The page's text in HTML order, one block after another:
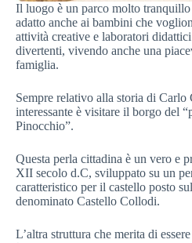
Il luogo è un parco molto tranquillo
adatto anche ai bambini che
attività creative e laboratori
divertenti, vivendo anche una
famiglia.
Sempre relativo alla storia di
interessante è visitare il borgo del
Pinocchio”.
Questa perla cittadina è un vero e
XII secolo d.C, sviluppato su un
caratteristico per il castello posto
denominato Castello Collodi.
L’altra struttura che merita di